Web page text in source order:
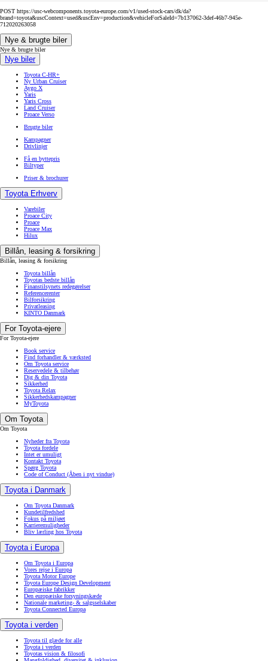
POST https://usc-webcomponents.toyota-europe.com/v1/used-stock-cars/dk/da?
brand=toyota&uscContext=used&uscEnv=production&vehicleForSaleId=7b137062-3def-46b7-945e-
712020263058
Nye & brugte biler
Nye & brugte biler
Nye biler
Toyota C-HR+
Ny Urban Cruiser
Aygo X
Yaris
Yaris Cross
Land Cruiser
Proace Verso
Brugte biler
Kampagner
Drivlinjer
Få en byttepris
Biltyper
Priser & brochurer
Toyota Erhverv
Varebiler
Proace City
Proace
Proace Max
Hilux
Billån, leasing & forsikring
Billån, leasing & forsikring
Toyota billån
Toyotas bedste billån
Finanstilsynets redegørelser
Referencerenter
Bilforsikring
Privatleasing
KINTO Danmark
For Toyota-ejere
For Toyota-ejere
Book service
Find forhandler & værksted
Om Toyota service
Reservedele & tilbehør
Dig & din Toyota
Sikkerhed
Toyota Relax
Sikkerhedskampagner
MyToyota
Om Toyota
Om Toyota
Nyheder fra Toyota
Toyota fordele
Intet er umuligt
Kontakt Toyota
Spørg Toyota
Code of Conduct (Åben i nyt vindue)
Toyota i Danmark
Om Toyota Danmark
Kundetilfredshed
Fokus på miljøet
Karrieremuligheder
Bliv lærling hos Toyota
Toyota i Europa
Om Toyota i Europa
Vores rejse i Europa
Toyota Motor Europe
Toyota Europe Design Development
Europæiske fabrikker
Den europæiske forsyningskæde
Nationale marketing- & salgsselskaber
Toyota Connected Europa
Toyota i verden
Toyota til glæde for alle
Toyota i verden
Toyotas vision & filosofi